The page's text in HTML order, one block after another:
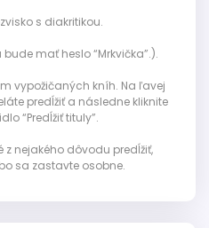
s diakritikou.
mať heslo “Mrkvička”.).
vypožičaných kníh. Na ľavej
predĺžiť a následne kliknite
“Predĺžiť tituly”.
z nejakého dôvodu predĺžiť,
sa zastavte osobne.